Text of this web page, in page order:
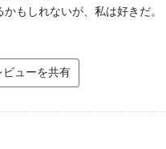
もしれないが、私は好きだ。
ビューを共有